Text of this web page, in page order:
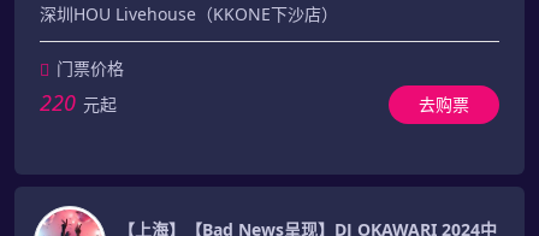
深圳HOU Livehouse（KKONE下沙店）
门票价格
220 元起 去购票
【上海】【Bad News呈现】DJ OKAWARI 2024中